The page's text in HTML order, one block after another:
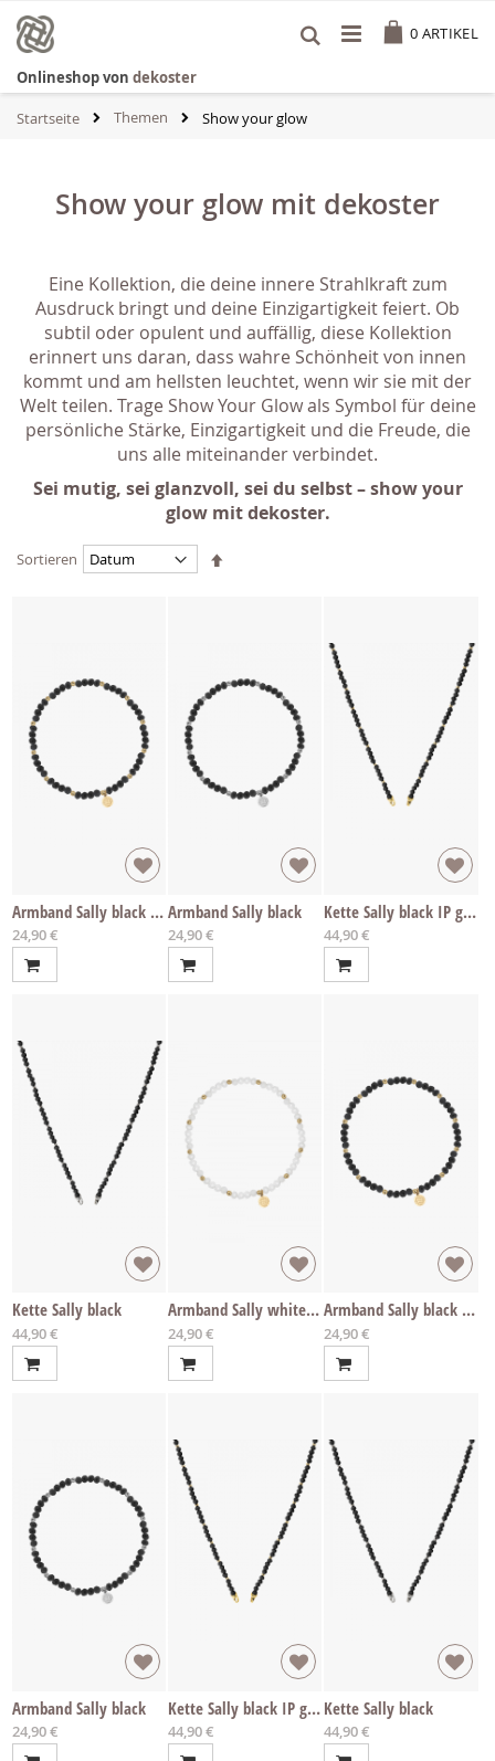
Inhalt
springen
0 ARTIKEL
Onlineshop von dekoster
Startseite Themen Show your glow
Show your glow mit dekoster
Eine Kollektion, die deine innere Strahlkraft zum
Ausdruck bringt und deine Einzigartigkeit feiert. Ob
subtil oder opulent und auffällig, diese Kollektion
erinnert uns daran, dass wahre Schönheit von innen
kommt und am hellsten leuchtet, wenn wir sie mit der
Welt teilen. Trage Show Your Glow als Symbol für deine
persönliche Stärke, Einzigartigkeit und die Freude, die
uns alle miteinander verbindet.
Sei mutig, sei glanzvoll, sei du selbst – show your
glow mit dekoster.
Sortieren
Absteigend
Armband Sally black IP gold
Ab
24,90 €
Armband Sally black
Ab
24,90 €
Kette Sally black IP gold
Ab
44,90 €
Kette Sally black
Ab
44,90 €
Armband Sally white IP gold
Ab
24,90 €
Armband Sally black IP gold
Ab
24,90 €
Armband Sally black
Ab
24,90 €
Kette Sally black IP gold
Ab
44,90 €
Kette Sally black
Ab
44,90 €